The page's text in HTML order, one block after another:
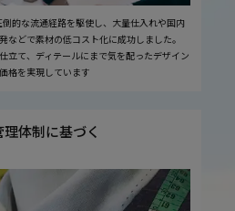
的な流通経路を駆使し、大量仕入れや国内
などで素材の低コスト化に成功しました。
立て、ディテールにまで気を配ったデザイン
格を実現しています
体制に基づく